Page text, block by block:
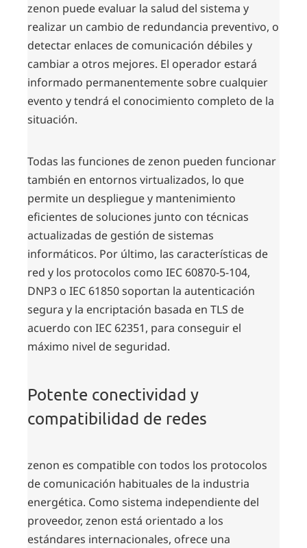
zenon puede evaluar la salud del sistema y
realizar un cambio de redundancia preventivo, o
detectar enlaces de comunicación débiles y
cambiar a otros mejores. El operador estará
informado permanentemente sobre cualquier
evento y tendrá el conocimiento completo de la
situación.
Todas las funciones de zenon pueden funcionar
también en entornos virtualizados, lo que
permite un despliegue y mantenimiento
eficientes de soluciones junto con técnicas
actualizadas de gestión de sistemas
informáticos. Por último, las características de
red y los protocolos como IEC 60870-5-104,
DNP3 o IEC 61850 soportan la autenticación
segura y la encriptación basada en TLS de
acuerdo con IEC 62351, para conseguir el
máximo nivel de seguridad.
Potente conectividad y
compatibilidad de redes
zenon es compatible con todos los protocolos
de comunicación habituales de la industria
energética. Como sistema independiente del
proveedor, zenon está orientado a los
estándares internacionales, ofrece una